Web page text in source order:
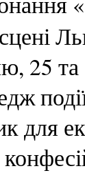
25
для